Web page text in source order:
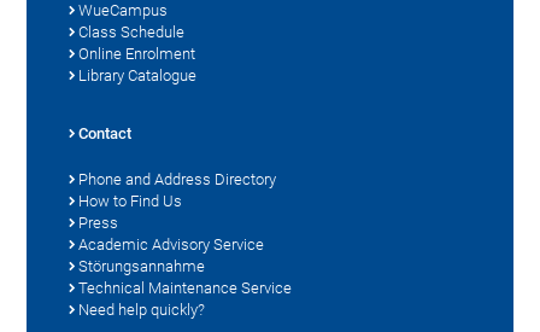
WueCampus
Class Schedule
Online Enrolment
Library Catalogue
Contact
Phone and Address Directory
How to Find Us
Press
Academic Advisory Service
Störungsannahme
Technical Maintenance Service
Need help quickly?